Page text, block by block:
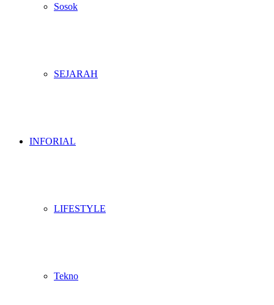
Sosok
SEJARAH
INFORIAL
LIFESTYLE
Tekno